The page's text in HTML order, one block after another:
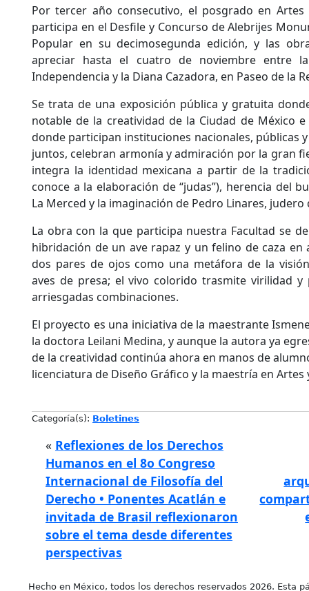
Por tercer año consecutivo, el posgrado en Artes
participa en el Desfile y Concurso de Alebrijes
Popular en su decimosegunda edición, y las
apreciar hasta el cuatro de noviembre entre
Independencia y la Diana Cazadora, en Paseo de la
Se trata de una exposición pública y gratuita
notable de la creatividad de la Ciudad de México
donde participan instituciones nacionales, públicas
juntos, celebran armonía y admiración por la gran
integra la identidad mexicana a partir de la
conoce a la elaboración de “judas”), herencia del
La Merced y la imaginación de Pedro Linares, judero
La obra con la que participa nuestra Facultad se
hibridación de un ave rapaz y un felino de caza
dos pares de ojos como una metáfora de la
aves de presa; el vivo colorido trasmite virilidad
arriesgadas combinaciones.
El proyecto es una iniciativa de la maestrante
la doctora Leilani Medina, y aunque la autora ya
de la creatividad continúa ahora en manos de
licenciatura de Diseño Gráfico y la maestría en Artes
Categoría(s): Boletines
« Reflexiones de los Derechos
Humanos en el 8o Congreso
Internacional de Filosofía del
Derecho • Ponentes Acatlán e
invitada de Brasil reflexionaron
sobre el tema desde diferentes
perspectivas
Hecho en México, todos los derechos reservados 2026. Esta